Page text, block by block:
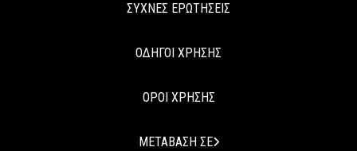
ΣΥΧΝΕΣ ΕΡΩΤΗΣΕΙΣ
ΟΔΗΓΟΙ ΧΡΗΣΗΣ
ΟΡΟΙ ΧΡΗΣΗΣ
ΜΕΤΑΒΑΣΗ ΣΕ